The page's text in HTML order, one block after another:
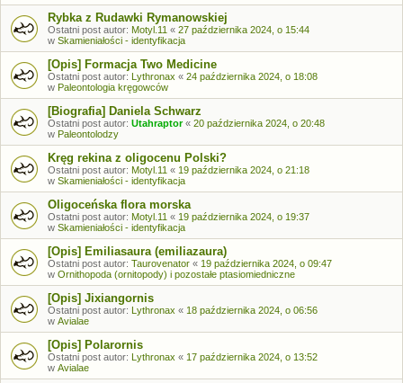
Rybka z Rudawki Rymanowskiej
Ostatni post autor: Motyl.11 « 27 października 2024, o 15:44
w Skamieniałości - identyfikacja
[Opis] Formacja Two Medicine
Ostatni post autor: Lythronax « 24 października 2024, o 18:08
w Paleontologia kręgowców
[Biografia] Daniela Schwarz
Ostatni post autor: Utahraptor« 20 października 2024, o 20:48
w Paleontolodzy
Kręg rekina z oligocenu Polski?
Ostatni post autor: Motyl.11 « 19 października 2024, o 21:18
w Skamieniałości - identyfikacja
Oligoceńska flora morska
Ostatni post autor: Motyl.11 « 19 października 2024, o 19:37
w Skamieniałości - identyfikacja
[Opis] Emiliasaura (emiliazaura)
Ostatni post autor: Taurovenator « 19 października 2024, o 09:47
w Ornithopoda (ornitopody) i pozostałe ptasiomiedniczne
[Opis] Jixiangornis
Ostatni post autor: Lythronax « 18 października 2024, o 06:56
w Avialae
[Opis] Polarornis
Ostatni post autor: Lythronax « 17 października 2024, o 13:52
w Avialae